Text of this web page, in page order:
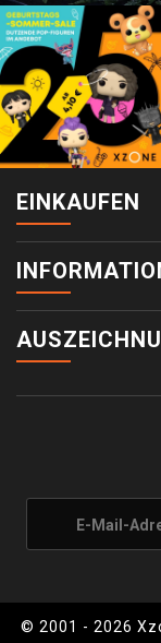
EINKAUFEN
© 2001 - 2026